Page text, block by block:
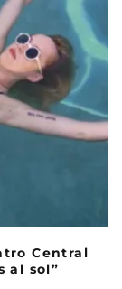
Central
al sol”